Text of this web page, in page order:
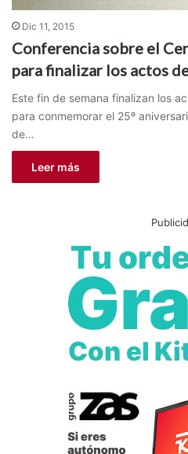
Dic 11, 2015
Conferencia sobre el
para finalizar los actos
Este fin de semana finalizan los
para conmemorar el 25º
de…
Leer más